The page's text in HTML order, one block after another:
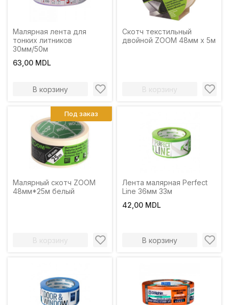
Малярная лента для
тонких литников
30мм/50м
63,00 MDL
В корзину
Скотч текстильный
двойной ZOOM 48мм x 5м
В корзину
Малярный скотч ZOOM
48мм*25м белый
В корзину
Под заказ
Лента малярная Perfect
Line 36мм 33м
42,00 MDL
В корзину